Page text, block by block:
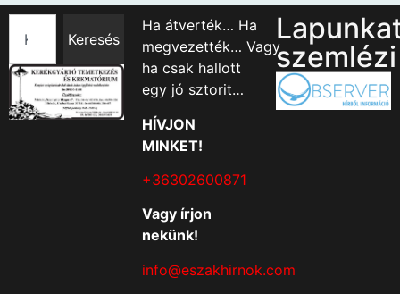
Keresés
Ha átverték… Ha
megvezették… Vagy
ha csak hallott
egy jó sztorit…
HÍVJON
MINKET!
+36302600871
Vagy írjon
nekünk!
info@eszakhirnok.com
szemlézi